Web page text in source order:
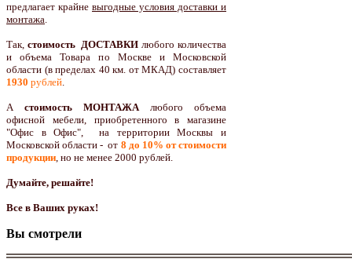
предлагает крайне выгодные условия доставки и
монтажа.
Так, стоимость ДОСТАВКИлюбого количества
и объема Товара по Москве и Московской
области (в пределах 40 км. от МКАД) составляет
1930 рублей.
А стоимость МОНТАЖАлюбого объема
офисной мебели, приобретенного в магазине
"Офис в Офис", на территории Москвы и
Московской области - от 8 до 10% от стоимости
продукции, но не менее 2000 рублей.
Думайте, решайте!
Все в Ваших руках!
Вы смотрели